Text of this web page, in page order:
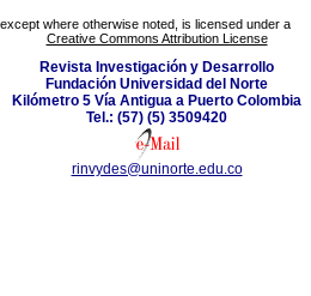
where otherwise noted, is licensed under a
Creative Commons Attribution License
Revista Investigación y Desarrollo
Fundación Universidad del Norte
Kilómetro 5 Vía Antigua a Puerto Colombia
Tel.: (57) (5) 3509420
rinvydes@uninorte.edu.co